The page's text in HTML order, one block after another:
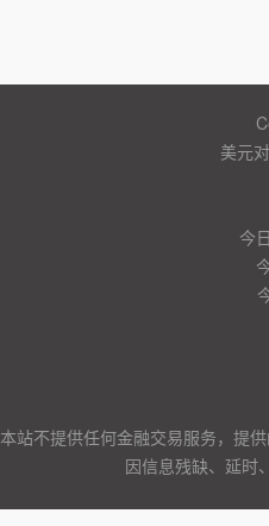
美元
今
本站不提供任何金融交易服务，提
因信息残缺、延时